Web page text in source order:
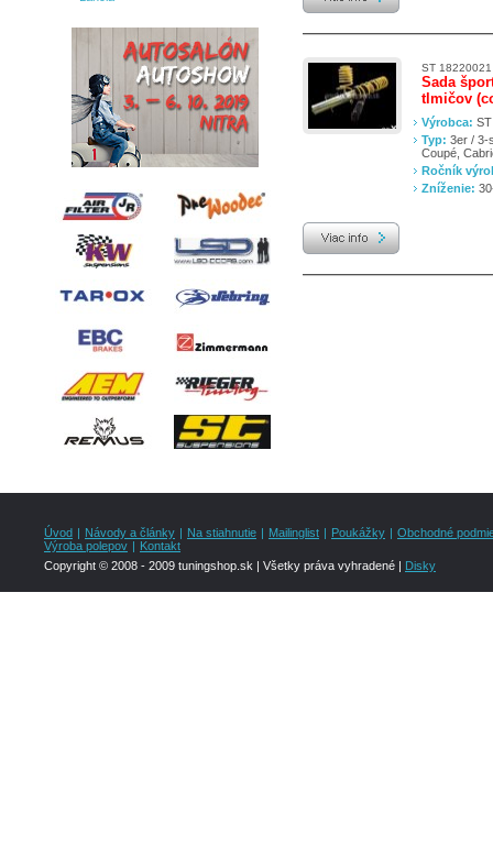
ST 18220021
Sada
tlmičov
Výrobca:
Typ: 3er / 3-
Coupé,
Ročník
Zníženie:
Úvod | Návody a články | Na stiahnutie | Mailinglist | Poukážky | Obchodné
Výroba polepov | Kontakt
Copyright © 2008 - 2009 tuningshop.sk | Všetky práva vyhradené | Disky